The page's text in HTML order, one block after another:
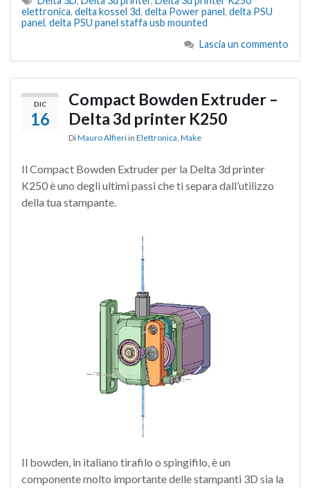
elettronica, delta kossel 3d, delta Power panel, delta PSU
panel, delta PSU panel staffa usb mounted
Lascia un commento
DIC
16
Compact Bowden Extruder –
Delta 3d printer K250
DiMauro Alfieri in Elettronica Make
Il Compact Bowden Extruder per la Delta 3d printer
K250 è uno degli ultimi passi che ti separa dall’utilizzo
della tua stampante.
Il bowden, in italiano tirafilo o spingifilo, è un
componente molto importante delle stampanti 3D sia la